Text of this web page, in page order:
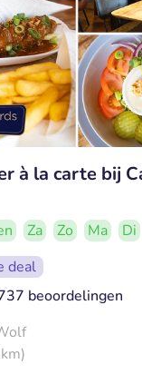
à la carte bij
Za Zo Ma
Di
deal
beoordelingen